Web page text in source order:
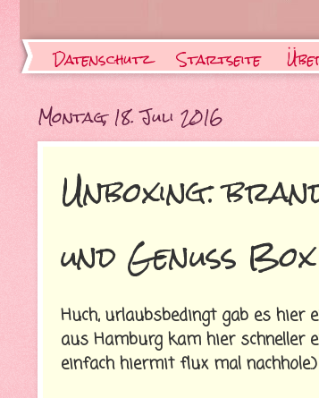
Datenschutz Startseite
Montag, 18. Juli 2016
Unboxing:
und Genuss
Huch, urlaubsbedingt gab es hier
aus Hamburg kam hier schneller
einfach hiermit flux mal nachhole.)